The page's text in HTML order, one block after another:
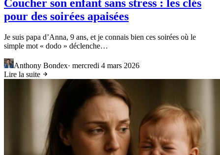
Coucher son enfant sans stress : les clés
pour des soirées apaisées
Je suis papa d’Anna, 9 ans, et je connais bien ces soirées où le
simple mot « dodo » déclenche…
Anthony Bondex· mercredi 4 mars 2026
Lire la suite